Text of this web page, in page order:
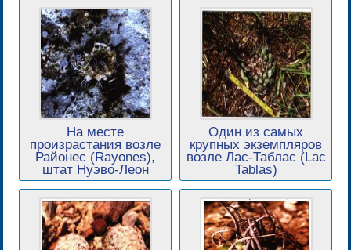
На месте
произрастания возле
Районес (Rayones),
штат Нуэво-Леон
Один из самых
крупных экземпляров
возле Лас-Таблас (Lac
Tablas)